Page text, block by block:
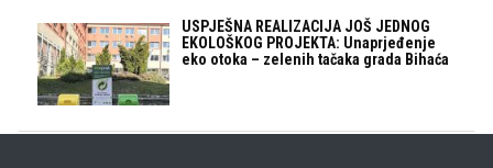
USPJEŠNA REALIZACIJA JOŠ JEDNOG
EKOLOŠKOG PROJEKTA: Unaprjeđenje
eko otoka – zelenih tačaka grada Bihaća